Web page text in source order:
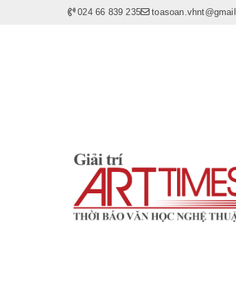
024 66 839 235